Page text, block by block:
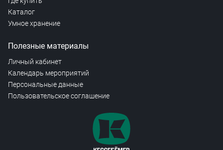
Каталог
Умное хранение
Полезные материалы
Личный кабинет
Календарь мероприятий
Персональные данные
Пользовательское соглашение